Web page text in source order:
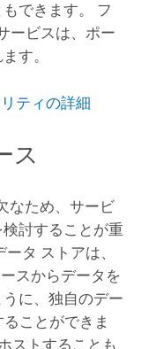
できます。 フ
ービスは、ポー
す。
ティの詳細
ス
なため、サービ
討することが重
タ ストアは、
スからデータを
に、独自のデー
ことができま
ストすることも